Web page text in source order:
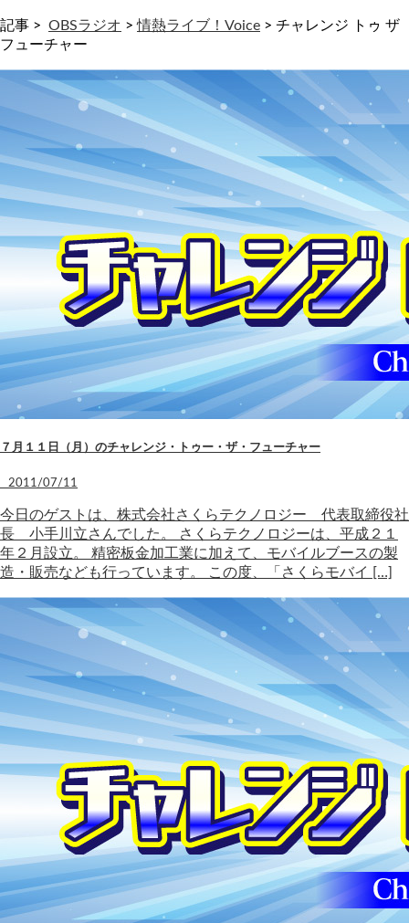
記事 > OBSラジオ >情熱ライブ！Voice > チャレンジ トゥ ザ
フューチャー
７月１１日（月）のチャレンジ・トゥー・ザ・フューチャー
2011/07/11
今日のゲストは、株式会社さくらテクノロジー 代表取締役社
長 小手川立さんでした。 さくらテクノロジーは、平成２１
年２月設立。 精密板金加工業に加えて、モバイルブースの製
造・販売なども行っています。 この度、「さくらモバイ […]